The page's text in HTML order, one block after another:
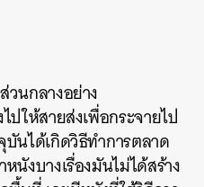
นกลางอย่าง
ให้สายส่งเพื่อกระจายไป
นได้เกิดวิธีทำการตลาด
นังบางเรื่องมันไม่ได้สร้าง